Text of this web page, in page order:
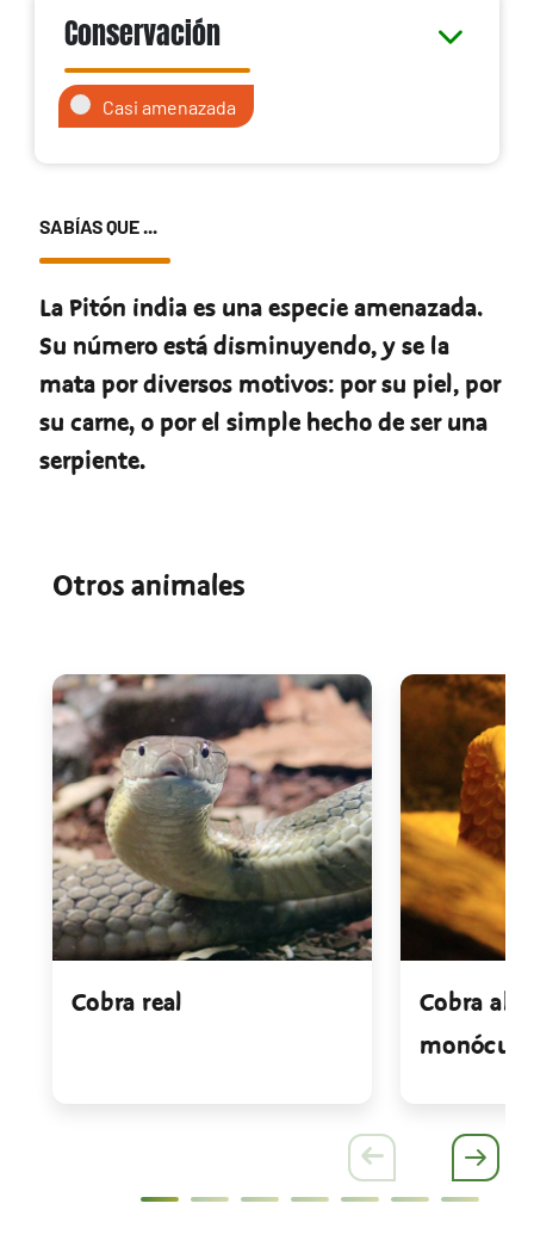
Conservación
Casi amenazada
SABÍAS QUE ...
La Pitón india es una especie amenazada.
Su número está disminuyendo, y se la
mata por diversos motivos: por su piel, por
su carne, o por el simple hecho de ser una
serpiente.
Otros animales
Cobra real
Cobra
monóculo